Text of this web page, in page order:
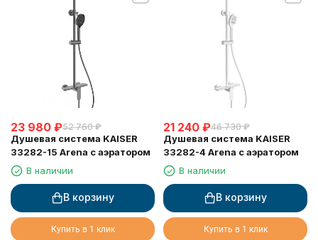
23 980 ₽52 760 ₽
Душевая система KAISER
33282-15 Arena с аэратором
В наличии
В корзину
Купить в 1 клик
21 240 ₽46 730 ₽
Душевая система KAISER
33282-4 Arena с аэратором
В наличии
В корзину
Купить в 1 клик